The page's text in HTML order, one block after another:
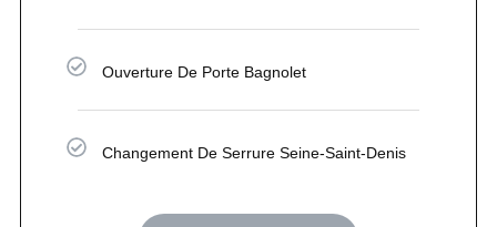
Ouverture De Porte Bagnolet
Changement De Serrure Seine-Saint-Denis